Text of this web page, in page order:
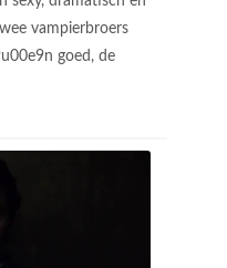
vampierbroers
goed, de